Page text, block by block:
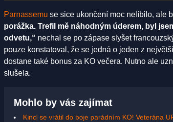
Parnassemu se sice ukončení moc nelíbilo, ale
porážka. Trefil mě náhodným úderem, byl
odvetu,“ nechal se po zápase slyšet
pouze konstatoval, že se jedná o jeden z
dostane také bonus za KO večera. Nutno ale
slušela.
Mohlo by vás zajímat
Kincl se vrátil do boje parádním KO! Veterána